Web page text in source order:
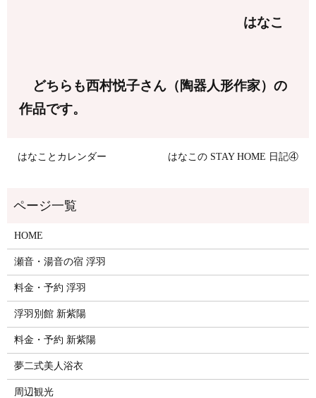
はなこ
どちらも西村悦子さん（陶器人形作家）の
作品です。
はなことカレンダー はなこの STAY HOME 日記④
HOME
瀬音・湯音の宿 浮羽
料金・予約 浮羽
浮羽別館 新紫陽
料金・予約 新紫陽
夢二式美人浴衣
周辺観光